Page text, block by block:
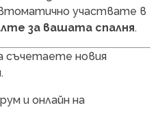
участвате в
за вашата спалня.
съчетаете новия
и онлайн на